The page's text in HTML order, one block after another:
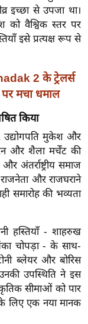
इच्छा से उपजा था।
को वैश्विक स्तर पर
इसे प्रत्यक्ष रूप से
2 के ट्रेलर्स
मचा धमाल
किया
उद्योगपति मुकेश और
और शैला मर्चेंट की
अंतर्राष्ट्रीय समाज
और राजघराने
समारोह की भव्यता
हस्तियाँ - शाहरुख
चोपड़ा - के साथ-
ब्लेयर और बोरिस
उपस्थिति ने इस
सीमाओं को पार
लिए एक नया मानक